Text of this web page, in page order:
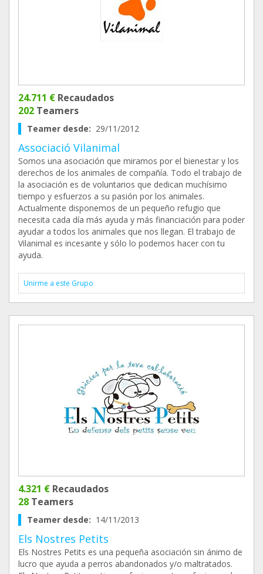
24.711 € Recaudados
202 Teamers
Teamer desde: 29/11/2012
Associació Vilanimal
Somos una asociación que miramos por el bienestar y los
derechos de los animales de compañía. Todo el trabajo de
la asociación es de voluntarios que dedican muchísimo
tiempo y esfuerzos a su pasión por los animales.
Actualmente disponemos de un pequeño refugio que
necesita cada día más ayuda y más financiación para poder
ayudar a todos los animales que nos llegan. El trabajo de
Vilanimal es incesante y sólo lo podemos hacer con tu
ayuda.
Unirme a este Grupo
4.321 € Recaudados
28 Teamers
Teamer desde: 14/11/2013
Els Nostres Petits
Els Nostres Petits es una pequeña asociación sin ánimo de
lucro que ayuda a perros abandonados y/o maltratados.